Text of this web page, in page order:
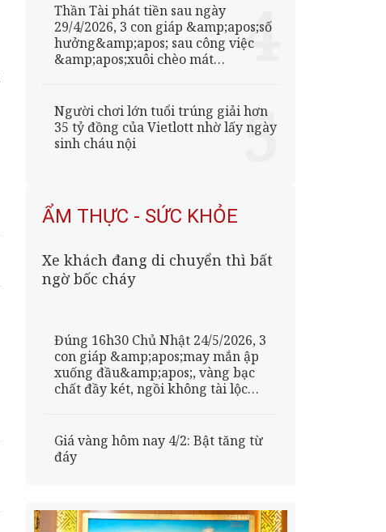
Thần Tài phát tiền sau ngày
29/4/2026, 3 con giáp &amp;apos;số
hưởng&amp;apos; sau công việc
&amp;apos;xuôi chèo mát
nước&amp;apos;, tình duyên viên
mãn
Người chơi lớn tuổi trúng giải hơn
35 tỷ đồng của Vietlott nhờ lấy ngày
sinh cháu nội
ẨM THỰC - SỨC KHỎE
Xe khách đang di chuyển thì bất
ngờ bốc cháy
Đúng 16h30 Chủ Nhật 24/5/2026, 3
con giáp &amp;apos;may mắn ập
xuống đầu&amp;apos;, vàng bạc
chất đầy két, ngồi không tài lộc
Giá vàng hôm nay 4/2: Bật tăng từ
đáy